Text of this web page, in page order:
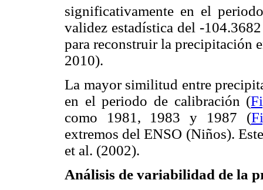
significativamente en el
validez estadística del -
para reconstruir la precipitación
2010).
La mayor similitud entre
en el periodo de calibración (
como 1981, 1983 y 1987 (
extremos del ENSO (Niños).
et al. (2002).
Análisis de variabilidad de la